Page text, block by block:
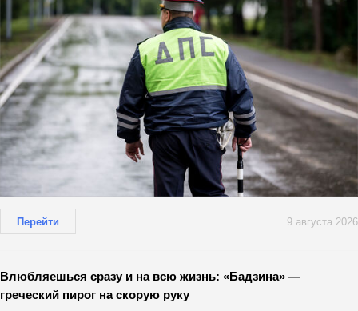
Перейти 9 августа 2026
Влюбляешься сразу и на всю жизнь: «Бадзина» —
греческий пирог на скорую руку